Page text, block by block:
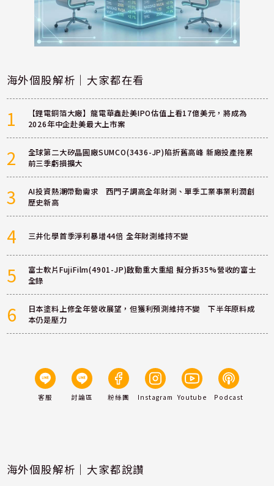
海外個股解析｜大家都在看
1
【鋰電銅箔大廠】龍電華鑫赴美IPO估值上看17億美元，將成為
2026年中企赴美最大上市案
2
全球第二大矽晶圓廠SUMCO(3436-JP)陷折舊高峰 新廠投產拖累
前三季虧損擴大
3
AI投資熱潮帶動需求 西門子調高全年財測、單季工業事業利潤創
歷史新高
4 三井化學首季淨利暴增44倍 全年財測維持不變
5
富士軟片FujiFilm(4901-JP)啟動重大重組 擬分拆35%營收的富士
全錄
6
日本塗料上修全年營收展望，但獲利預測維持不變 下半年原料成
本仍是壓力
客服 討論區 粉絲團 Instagram Youtube Podcast
海外個股解析｜大家都說讚